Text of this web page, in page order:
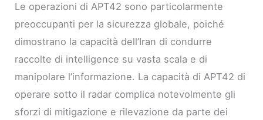
Le operazioni di APT42 sono particolarmente
preoccupanti per la sicurezza globale, poiché
dimostrano la capacità dell’Iran di condurre
raccolte di intelligence su vasta scala e di
manipolare l’informazione. La capacità di APT42 di
operare sotto il radar complica notevolmente gli
sforzi di mitigazione e rilevazione da parte dei